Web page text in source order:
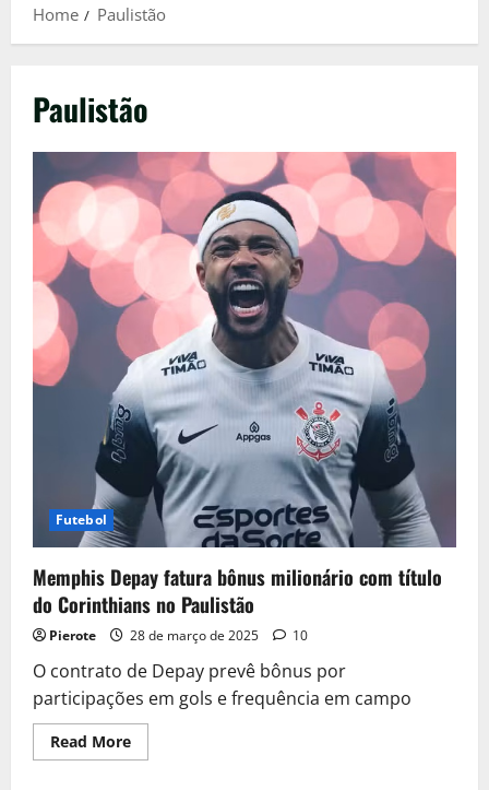
Home Paulistão
Paulistão
Futebol
Memphis Depay fatura bônus milionário com título
do Corinthians no Paulistão
Pierote 28 de março de 2025 10
O contrato de Depay prevê bônus por
participações em gols e frequência em campo
Read MoreRead
more